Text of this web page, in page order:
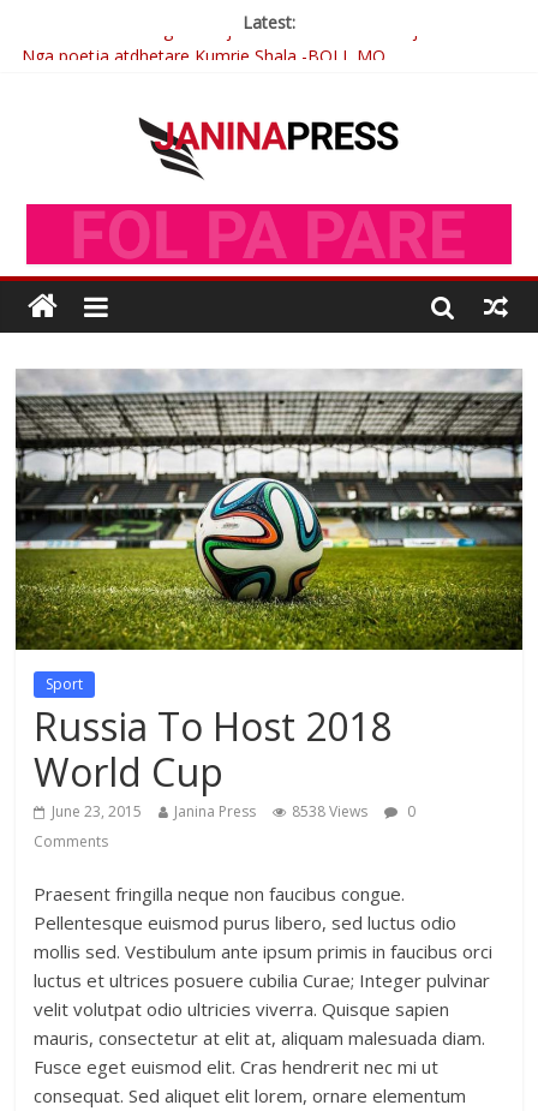
Latest:
Nga poetja atdhetare Kumrie Shala -BOLL MO
Çlirimtari Mentor Mushkolaj nderohet me mirenjohje nga
Xhevdet Qeriqi Dega e invalidëve në Fushë Kosovë
Postim me vlera nga artistja e mirëfilltë Mimoza Gjoni
Sport
Russia To Host 2018
World Cup
June 23, 2015 Janina Press 8538 Views
0
Comments
Praesent fringilla neque non faucibus congue.
Pellentesque euismod purus libero, sed luctus odio
mollis sed. Vestibulum ante ipsum primis in faucibus orci
luctus et ultrices posuere cubilia Curae; Integer pulvinar
velit volutpat odio ultricies viverra. Quisque sapien
mauris, consectetur at elit at, aliquam malesuada diam.
Fusce eget euismod elit. Cras hendrerit nec mi ut
consequat. Sed aliquet elit lorem, ornare elementum